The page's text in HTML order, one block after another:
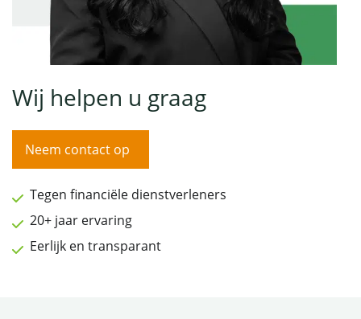
Wij helpen u graag
Neem contact op
Tegen financiële dienstverleners
20+ jaar ervaring
Eerlijk en transparant